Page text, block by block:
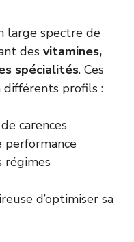
large spectre de
des vitamines,
spécialités. Ces
différents profils :
carences
régimes
d’optimiser sa